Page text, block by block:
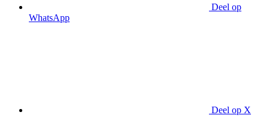
Deel op
WhatsApp
Deel op X